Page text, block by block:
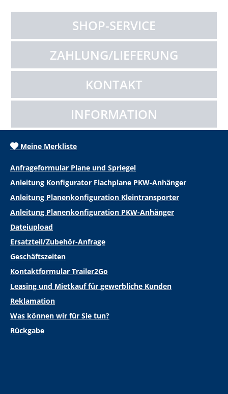
SHOP-SERVICE
ZAHLUNG/LIEFERUNG
KONTAKT
INFORMATION
Meine Merkliste
Anfrageformular Plane und Spriegel
Anleitung Konfigurator Flachplane PKW-Anhänger
Anleitung Planenkonfiguration Kleintransporter
Anleitung Planenkonfiguration PKW-Anhänger
Dateiupload
Ersatzteil/Zubehör-Anfrage
Geschäftszeiten
Kontaktformular Trailer2Go
Leasing und Mietkauf für gewerbliche Kunden
Reklamation
Was können wir für Sie tun?
Rückgabe